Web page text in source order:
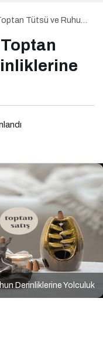
Tütsü ve Ruhun
Derinliklerine Yolculuk